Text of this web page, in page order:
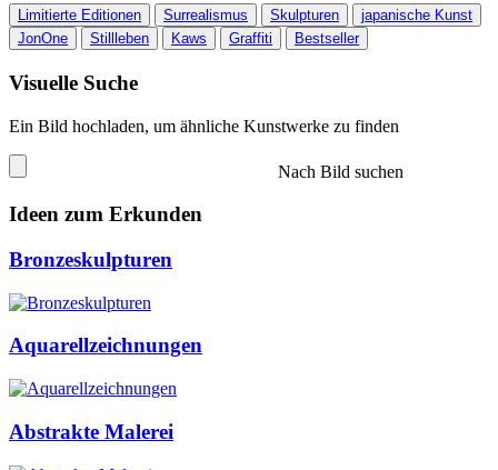
Limitierte Editionen Surrealismus Skulpturen
japanische Kunst
JonOne
Stillleben Kaws Graffiti Bestseller
Visuelle Suche
Ein Bild hochladen, um ähnliche Kunstwerke zu finden
Nach Bild suchen
Ideen zum Erkunden
Bronzeskulpturen
Aquarellzeichnungen
Abstrakte Malerei